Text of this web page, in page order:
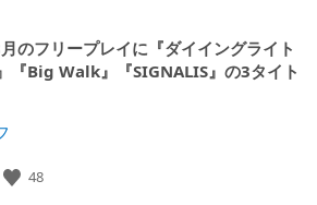
フリープレイに『ダイイングライト
『Big Walk』『SIGNALIS』の3タイト
48